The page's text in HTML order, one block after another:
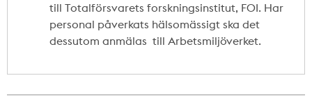
till Totalförsvarets forskningsinstitut, FOI. Har
personal påverkats hälsomässigt ska det
dessutom anmälas till Arbetsmiljöverket.